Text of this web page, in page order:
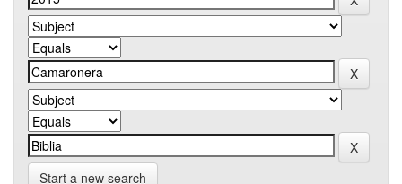
Start a new search